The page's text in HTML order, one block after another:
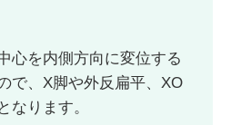
心を内側方向に変位する
で、X脚や外反扁平、XO
なります。